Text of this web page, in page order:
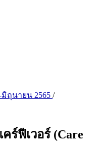
ถุนายน 2565 /
ร์ฟีเวอร์ (Care